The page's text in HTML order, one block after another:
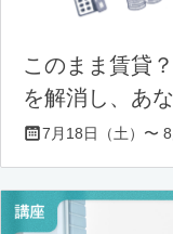
このまま賃貸
を解消し、あ
7月18日（土）〜